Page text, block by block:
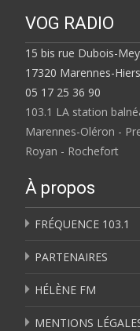
VOG RADIO
15 bis rue Dubois-
17320 Marennes-
05 17 25 36 90
103.1 LA station
Marennes-Oléron -
Royan - Rochefort
À propos
FRÉQUENCE 103.1
PARTENAIRES
HÉLÈNE FM
MENTIONS